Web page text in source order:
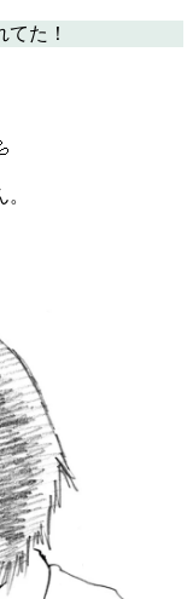
た！